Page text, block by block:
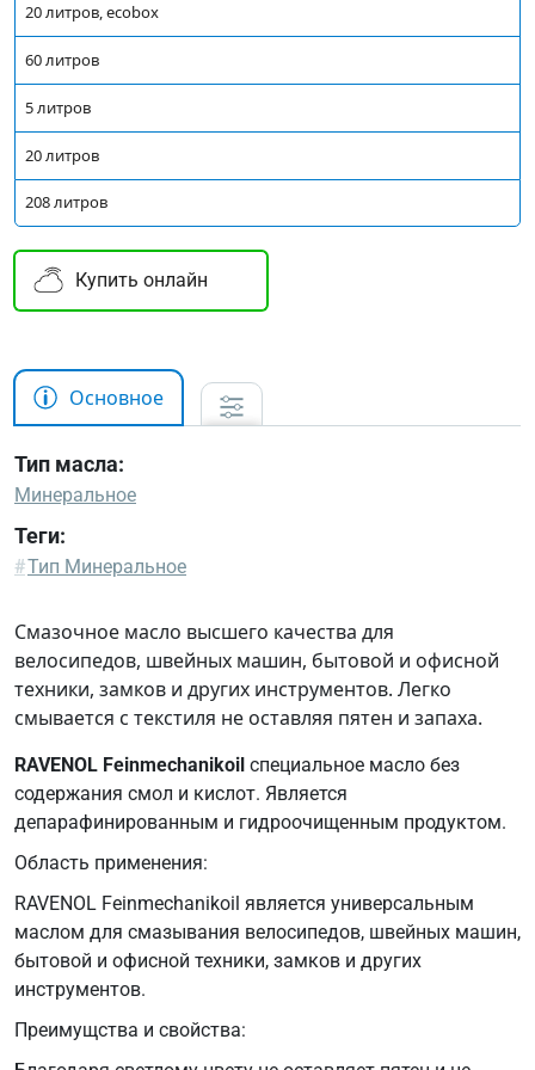
20 литров, ecobox
60 литров
5 литров
20 литров
208 литров
Купить онлайн
Основное
Тип масла:
Минеральное
Теги:
#Тип Минеральное
Смазочное масло высшего качества для
велосипедов, швейных машин, бытовой и офисной
техники, замков и других инструментов. Легко
смывается с текстиля не оставляя пятен и запаха.
RAVENOL Feinmechanikoil специальное масло без
содержания смол и кислот. Является
депарафинированным и гидроочищенным продуктом.
Область применения:
RAVENOL Feinmechanikoil является универсальным
маслом для смазывания велосипедов, швейных машин,
бытовой и офисной техники, замков и других
инструментов.
Преимущства и свойства: